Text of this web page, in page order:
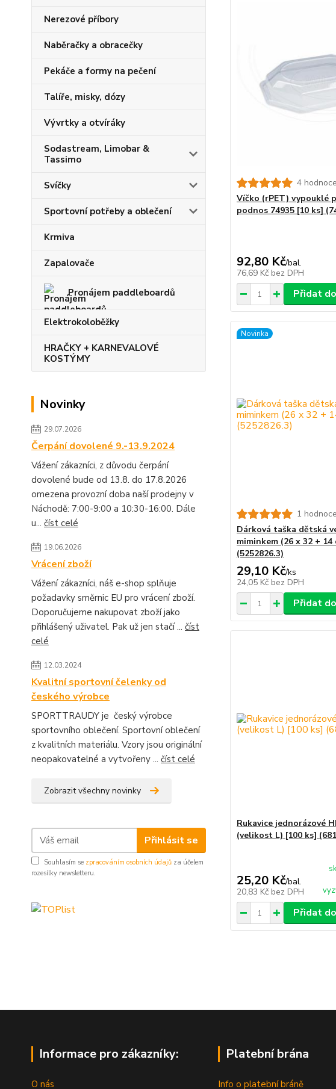
Nerezové příbory
Naběračky a obracečky
Pekáče a formy na pečení
Talíře, misky, dózy
Vývrtky a otvíráky
Sodastream, Limobar &
Tassimo
Svíčky
Sportovní potřeby a oblečení
Krmiva
Zapalovače
Pronájem paddleboardů
Elektrokoloběžky
HRAČKY + KARNEVALOVÉ
KOSTÝMY
Novinky
29.07.2026
Čerpání dovolené 9.-13.9.2024
Vážení zákazníci, z důvodu čerpání
dovolené bude od 13.8. do 17.8.2026
omezena provozní doba naší prodejny v
Náchodě: 7:00-9:00 a 10:30-16:00. Dále
u... číst celé
19.06.2026
Vrácení zboží
Vážení zákazníci, náš e-shop splňuje
požadavky směrnic EU pro vrácení zboží.
Doporučujeme nakupovat zboží jako
přihlášený uživatel. Pak už jen stačí ... číst
celé
12.03.2024
Kvalitní sportovní čelenky od
českého výrobce
SPORTTRAUDY je český výrobce
sportovního oblečení. Sportovní oblečení
z kvalitních materiálu. Vzory jsou originální
neopakovatelné a vytvořeny ... číst celé
Zobrazit všechny novinky
Přihlásit se
Souhlasím se zpracováním osobních údajů za účelem
rozesílky newsletteru.
4
Víčko (rPET) vypouklé
podnos 74935 [10 ks]
92,80 Kč/bal.
76,69 Kč bez DPH
Přidat
Novinka
1
Dárková taška dětská
miminkem (26 x 32 + 14
(5252826.3)
29,10 Kč/ks
24,05 Kč bez DPH
Přidat
Rukavice jednorázové
(velikost L) [100 ks]
25,20 Kč/bal.
20,83 Kč bez DPH
Přidat
Informace pro zákazníky:
O nás
Platební brána
Info o platební bráně